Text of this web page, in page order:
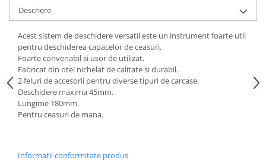
Descriere
Acest sistem de deschidere versatil este un instrument foarte util
pentru deschiderea capacelor de ceasuri.
Foarte convenabil si usor de utilizat.
Fabricat din otel nichelat de calitate si durabil.
2 feluri de accesorii pentru diverse tipuri de carcase.
Deschidere maxima 45mm.
Lungime 180mm.
Pentru ceasuri de mana.
Informatii conformitate produs